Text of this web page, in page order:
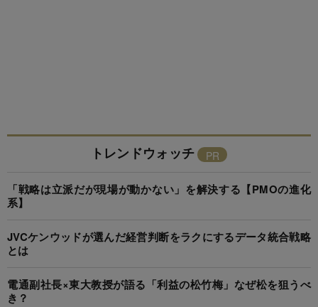
トレンドウォッチ
「戦略は立派だが現場が動かない」を解決する【PMOの進化
系】
JVCケンウッドが選んだ経営判断をラクにするデータ統合戦略
とは
電通副社長×東大教授が語る「利益の松竹梅」なぜ松を狙うべ
き？